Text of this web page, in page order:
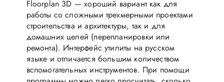
Floorplan 3D — хороший вариант как для
работы со сложными трехмерными проектами
строительства и архитектуры, так и для
домашних целей (перепланировки или
ремонта). Интерфейс утилиты на русском
языке и отличается большим количеством
вспомогательных инструментов. При помощи